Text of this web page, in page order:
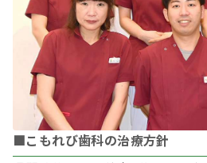
■こもれび歯科の治療方針